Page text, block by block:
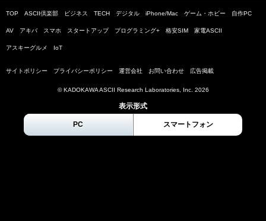
TOP ASCII倶楽部 ビジネス TECH デジタル iPhone/Mac ゲーム・ホビー 自作PC
AV アキバ スマホ スタートアップ プログラミング+ 格安SIM 家電ASCII
アスキーグルメ IoT
サイトポリシー プライバシーポリシー 運営会社 お問い合わせ 広告掲載
© KADOKAWA ASCII Research Laboratories, Inc. 2026
表示形式
PC スマートフォン